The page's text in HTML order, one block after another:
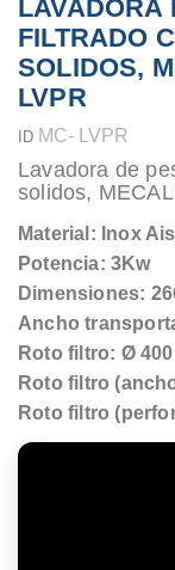
LAVADORA
FILTRADO
SOLIDOS,
LVPR
ID MC- LVPR
Lavadora de
solidos,
Material: Inox
Potencia: 3Kw
Dimensiones:
Ancho
Roto filtro: Ø
Roto filtro
Roto filtro